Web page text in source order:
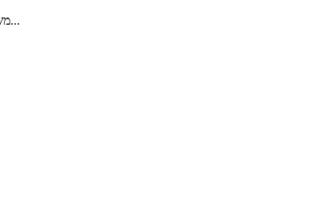
משחק עידן הקרח כיפי וממכר שבו עליכם לעזור לכל...